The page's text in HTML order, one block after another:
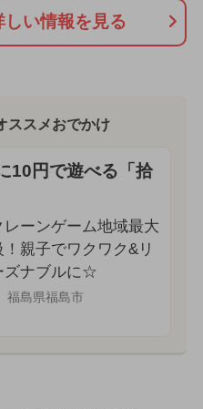
い情報を見る
ススメおでかけ
10円で遊べる「拾
レーンゲーム地域最大
！親子でワクワク&リ
ズナブルに☆
福島県福島市